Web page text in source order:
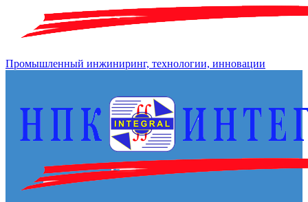
Промышленный инжиниринг, технологии, инновации